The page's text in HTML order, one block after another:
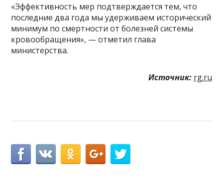
«Эффективность мер подтверждается тем, что
последние два года мы удерживаем исторический
минимум по смертности от болезней системы
кровообращения», — отметил глава
министерства.
Источник: rg.ru